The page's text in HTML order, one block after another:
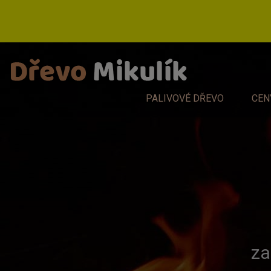
Dřevo
Mikulík
PALIVOVÉ DŘEVO